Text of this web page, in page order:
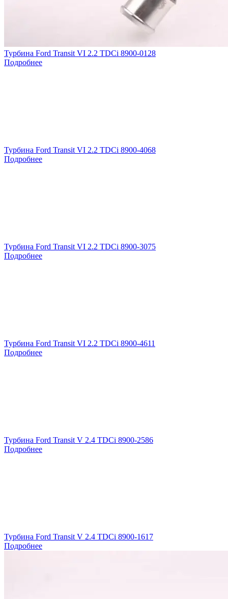
Турбина Ford Transit VI 2.2 TDCi 8900-0128
Подробнее
Турбина Ford Transit VI 2.2 TDCi 8900-4068
Подробнее
Турбина Ford Transit VI 2.2 TDCi 8900-3075
Подробнее
Турбина Ford Transit VI 2.2 TDCi 8900-4611
Подробнее
Турбина Ford Transit V 2.4 TDCi 8900-2586
Подробнее
Турбина Ford Transit V 2.4 TDCi 8900-1617
Подробнее